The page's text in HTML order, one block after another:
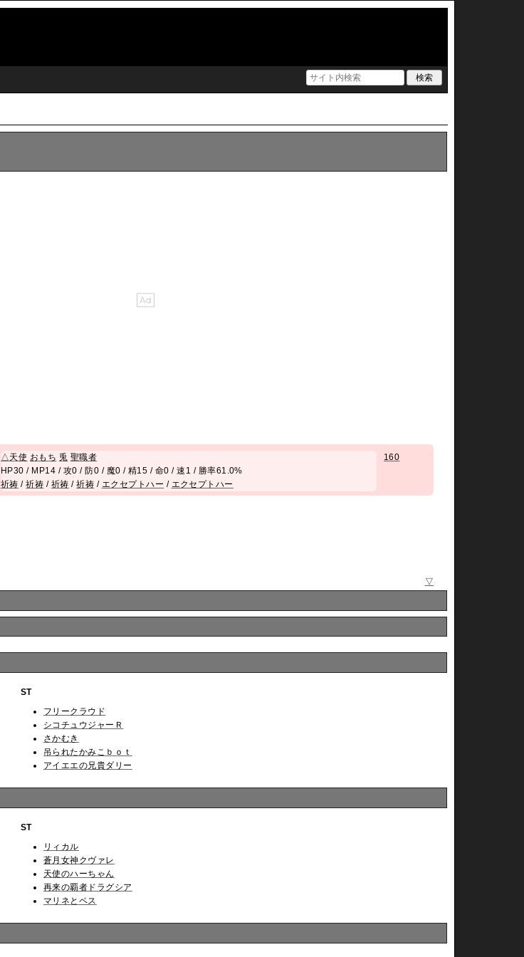
△ 天使 おもち 兎 聖職者
HP30 / MP14 / 攻0 / 防0 / 魔0 / 精15 / 命0 / 速1 / 勝率61.0%
祈祷 /祈祷 / 祈祷 /祈祷 / エクセプトハー / エクセプトハー
160
▽
ST
フリークラウド
シコチュウジャーＲ
さかむき
吊られたかみこｂｏｔ
アイエエの兄貴ダリー
ST
リィカル
蒼月女神クヴァレ
天使のハーちゃん
再来の覇者ドラグシア
マリネとペス